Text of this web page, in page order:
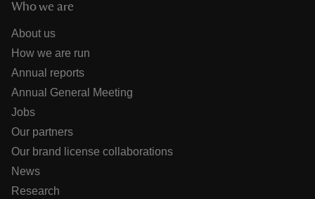
Who we are
About us
How we are run
Annual reports
Annual General Meeting
Jobs
Our partners
Our brand license collaborations
News
Research